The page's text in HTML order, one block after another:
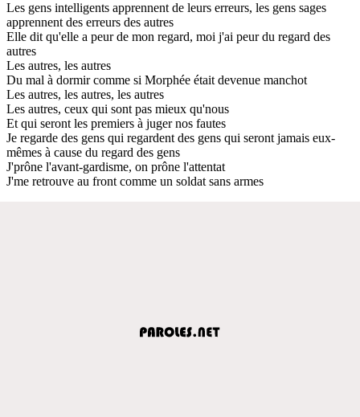
Les gens intelligents apprennent de leurs erreurs, les gens sages
apprennent des erreurs des autres
Elle dit qu'elle a peur de mon regard, moi j'ai peur du regard des
autres
Les autres, les autres
Du mal à dormir comme si Morphée était devenue manchot
Les autres, les autres, les autres
Les autres, ceux qui sont pas mieux qu'nous
Et qui seront les premiers à juger nos fautes
Je regarde des gens qui regardent des gens qui seront jamais eux-
mêmes à cause du regard des gens
J'prône l'avant-gardisme, on prône l'attentat
J'me retrouve au front comme un soldat sans armes